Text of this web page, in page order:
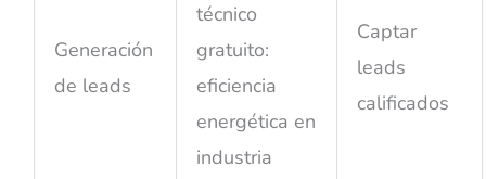
Generación
de leads
técnico
gratuito:
eficiencia
energética en
industria
Captar
leads
calificados